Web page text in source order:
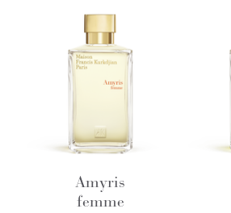
Amyris
femme